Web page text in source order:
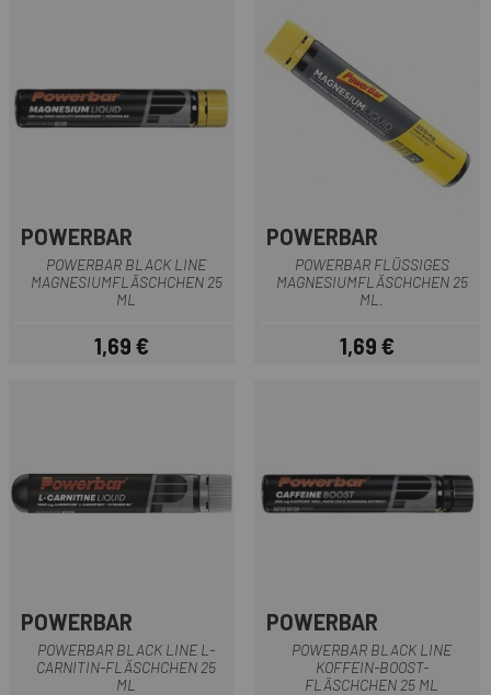
POWERBAR
POWERBAR BLACK LINE
MAGNESIUMFLÄSCHCHEN 25
ML
Preis
1,69 €
POWERBAR
POWERBAR FLÜSSIGES
MAGNESIUMFLÄSCHCHEN 25
ML.
Preis
1,69 €
POWERBAR
POWERBAR BLACK LINE L-
CARNITIN-FLÄSCHCHEN 25
ML
POWERBAR
POWERBAR BLACK LINE
KOFFEIN-BOOST-
FLÄSCHCHEN 25 ML